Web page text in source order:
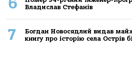
Владислав Стефанів
7
Богдан Новосядлий видав
книгу про історію села Острів